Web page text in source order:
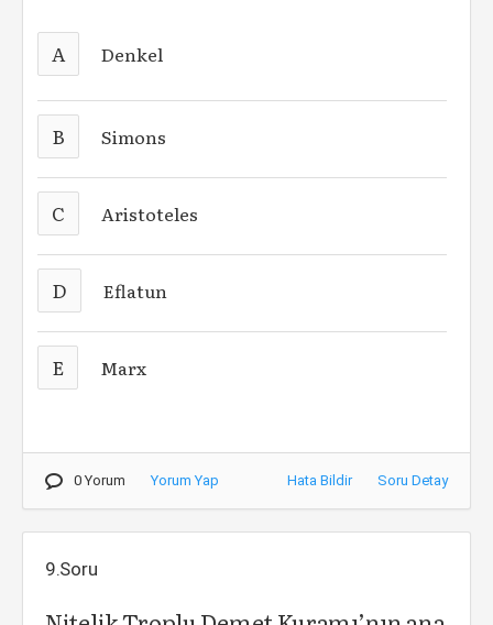
A Denkel
B Simons
C Aristoteles
D Eflatun
E Marx
0 Yorum Yorum Yap Hata Bildir Soru Detay
9.Soru